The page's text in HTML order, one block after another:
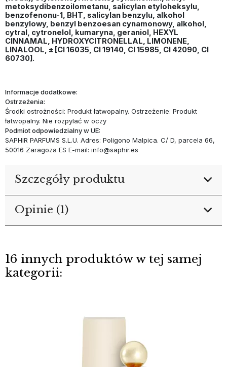
metoksydibenzoilometanu, salicylan etyloheksylu,
benzofenonu-1, BHT, salicylan benzylu, alkohol
benzylowy, benzyl benzoesan cynamonowy, alkohol,
cytral, cytronelol, kumaryna, geraniol, HEXYL
CINNAMAL, HYDROXYCITRONELLAL, LIMONENE,
LINALOOL, ± [CI 16035, CI 19140, CI 15985, CI 42090, CI
60730].
Informacje dodatkowe:
Ostrzeżenia:
Środki ostrożności: Produkt łatwopalny. Ostrzeżenie: Produkt
łatwopalny. Nie rozpylać w oczy
Podmiot odpowiedzialny w UE:
SAPHIR PARFUMS S.L.U. Adres: Poligono Malpica. C/ D, parcela 66,
50016 Zaragoza ES E-mail: info@saphir.es
Szczegóły produktu
Opinie (1)
16 innych produktów w tej samej
kategorii: